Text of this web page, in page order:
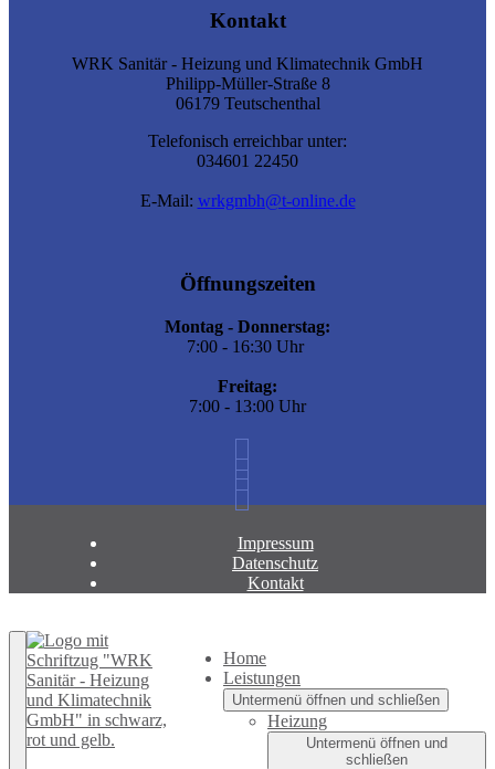
Kontakt
WRK Sanitär - Heizung und Klimatechnik GmbH
Philipp-Müller-Straße 8
06179 Teutschenthal
Telefonisch erreichbar unter:
034601 22450
E-Mail: wrkgmbh@t-online.de
Öffnungszeiten
Montag - Donnerstag:
7:00 - 16:30 Uhr
Freitag:
7:00 - 13:00 Uhr
Impressum
Datenschutz
Kontakt
Home
Leistungen
Untermenü öffnen und schließen
Heizung
Untermenü öffnen und
schließen